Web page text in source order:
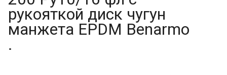
рукояткой диск чугун
манжета EPDM Benarmo
.